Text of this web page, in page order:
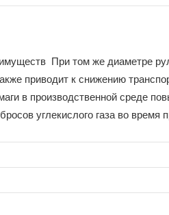
При том же диаметре
приводит к снижению
в производственной среде
углекислого газа во время